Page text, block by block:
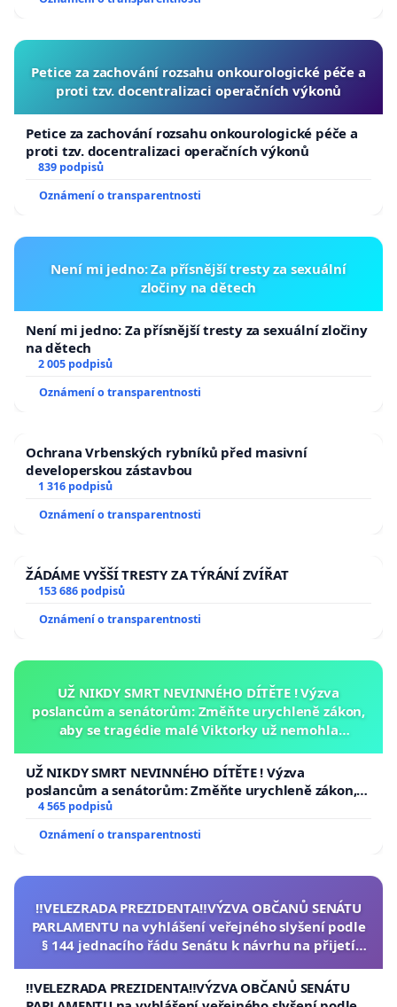
Petice za zachování rozsahu onkourologické péče a
proti tzv. docentralizaci operačních výkonů
Petice za zachování rozsahu onkourologické péče a
proti tzv. docentralizaci operačních výkonů
839 podpisů
Oznámení o transparentnosti
Není mi jedno: Za přísnější tresty za sexuální
zločiny na dětech
Není mi jedno: Za přísnější tresty za sexuální zločiny
na dětech
2 005 podpisů
Oznámení o transparentnosti
Ochrana Vrbenských rybníků před masivní
developerskou zástavbou
1 316 podpisů
Oznámení o transparentnosti
ŽÁDÁME VYŠŠÍ TRESTY ZA TÝRÁNÍ ZVÍŘAT
153 686 podpisů
Oznámení o transparentnosti
UŽ NIKDY SMRT NEVINNÉHO DÍTĚTE ! Výzva
poslancům a senátorům: Změňte urychleně zákon,
aby se tragédie malé Viktorky už nemohla
UŽ NIKDY SMRT NEVINNÉHO DÍTĚTE ! Výzva
poslancům a senátorům: Změňte urychleně zákon,
aby se tragédie malé Viktorky už nemohla opakovat!
4 565 podpisů
Oznámení o transparentnosti
‼️VELEZRADA PREZIDENTA‼️VÝZVA OBČANŮ SENÁTU
PARLAMENTU na vyhlášení veřejného slyšení podle
§ 144 jednacího řádu Senátu k návrhu na přijetí
republiky
‼️VELEZRADA PREZIDENTA‼️VÝZVA OBČANŮ SENÁTU